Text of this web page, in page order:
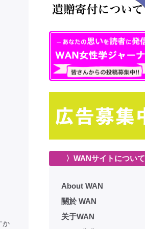
か
〉WANサイトについて
About WAN
關於 WAN
关于WAN